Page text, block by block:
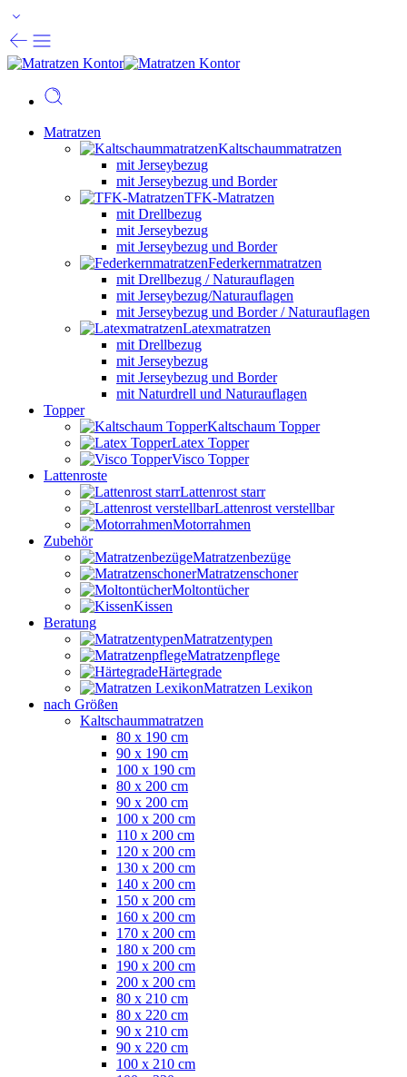
Matratzen
Kaltschaummatratzen
mit Jerseybezug
mit Jerseybezug und Border
TFK-Matratzen
mit Drellbezug
mit Jerseybezug
mit Jerseybezug und Border
Federkernmatratzen
mit Drellbezug / Naturauflagen
mit Jerseybezug/Naturauflagen
mit Jerseybezug und Border / Naturauflagen
Latexmatratzen
mit Drellbezug
mit Jerseybezug
mit Jerseybezug und Border
mit Naturdrell und Naturauflagen
Topper
Kaltschaum Topper
Latex Topper
Visco Topper
Lattenroste
Lattenrost starr
Lattenrost verstellbar
Motorrahmen
Zubehör
Matratzenbezüge
Matratzenschoner
Moltontücher
Kissen
Beratung
Matratzentypen
Matratzenpflege
Härtegrade
Matratzen Lexikon
nach Größen
Kaltschaummatratzen
80 x 190 cm
90 x 190 cm
100 x 190 cm
80 x 200 cm
90 x 200 cm
100 x 200 cm
110 x 200 cm
120 x 200 cm
130 x 200 cm
140 x 200 cm
150 x 200 cm
160 x 200 cm
170 x 200 cm
180 x 200 cm
190 x 200 cm
200 x 200 cm
80 x 210 cm
80 x 220 cm
90 x 210 cm
90 x 220 cm
100 x 210 cm